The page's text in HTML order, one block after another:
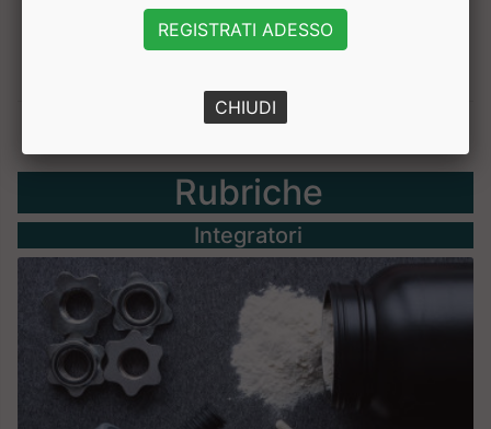
Rubriche
Integratori
REGISTRATI ADESSO
CHIUDI